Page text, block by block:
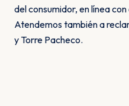
del consumidor, en línea
Atendemos también a
y Torre Pacheco.